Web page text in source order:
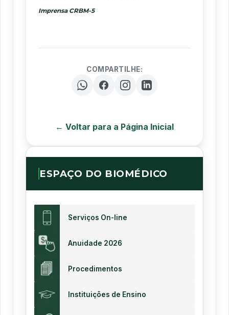
Imprensa CRBM-5
COMPARTILHE:
← Voltar para a Página Inicial
ESPAÇO DO BIOMÉDICO
Serviços On-line
Anuidade 2026
Procedimentos
Instituições de Ensino